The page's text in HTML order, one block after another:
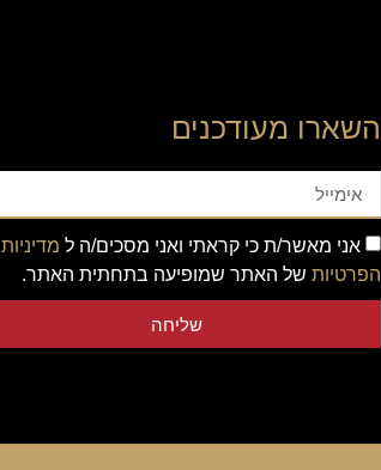
השארו מעודכנים
אני מאשר/ת כי קראתי ואני מסכים/ה ל מדיניות
הפרטיותשל האתר שמופיעה בתחתית האתר.
שליחה